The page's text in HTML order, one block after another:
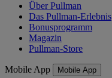
Über Pullman
Das Pullman-Erlebnis
Bonusprogramm
Magazin
Pullman-Store
Mobile App Mobile App